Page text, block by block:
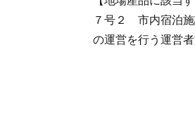
７号２ 市内宿泊施
の運営を行う運営